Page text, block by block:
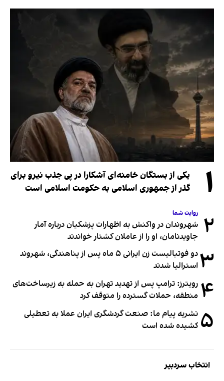
۱
یکی از بستگان خامنه‌ای آشکارا در پی جذب نیرو برای
گذر از جمهوری اسلامی به حکومت اسلامی است
۲ روایت شما
شهروندان در واکنش به اظهارات پزشکیان درباره آمار
جاویدنامان، او را از عاملان کشتار خواندند
۳
دو فوتبالیست زن ایرانی ۵ ماه پس از پناهندگی، شهروند
استرالیا شدند
۴ رویترز: ترامپ پس از تهدید تهران به حمله به زیرساخت‌های
منطقه، حملات گسترده را متوقف کرد
۵ نشریه پیام ما: صنعت گردشگری ایران عملا به تعطیلی
کشیده شده است
انتخاب سردبیر